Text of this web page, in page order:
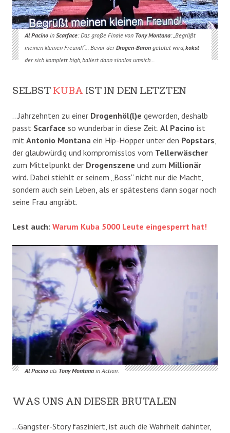
Al Pacino inScarface: Das große Finale von Tony Montana: „Begrüßt
meinen kleinen Freund!“… Bevor derDrogen-Barongetötet wird, kokst
der sich komplett high, ballert dann sinnlos umsich…
SELBST KUBA IST IN DEN LETZTEN
…Jahrzehnten zu einer Drogenhöl(l)e geworden, deshalb
passt Scarface so wunderbar in diese Zeit. Al Pacino ist
mit Antonio Montana ein Hip-Hopper unter den Popstars
der glaubwürdig und kompromisslos vom Tellerwäscher
zum Mittelpunkt der Drogenszene und zum Millionär
wird. Dabei stiehlt er seinem „Boss“ nicht nur die Macht,
sondern auch sein Leben, als er spätestens dann sogar noch
seine Frau angräbt.
Lest auch: Warum Kuba 5000 Leute eingesperrt hat!
Al Pacinoals Tony Montanain Action.
WAS UNS AN DIESER BRUTALEN
…Gangster-Story fasziniert, ist auch die Wahrheit dahinter,